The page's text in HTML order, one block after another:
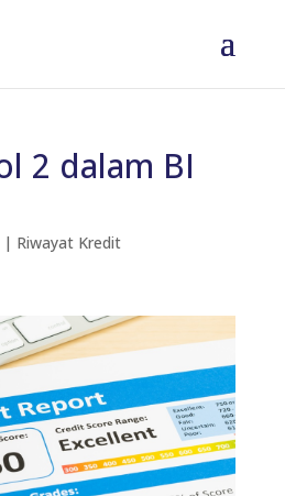
2 dalam BI
Riwayat Kredit